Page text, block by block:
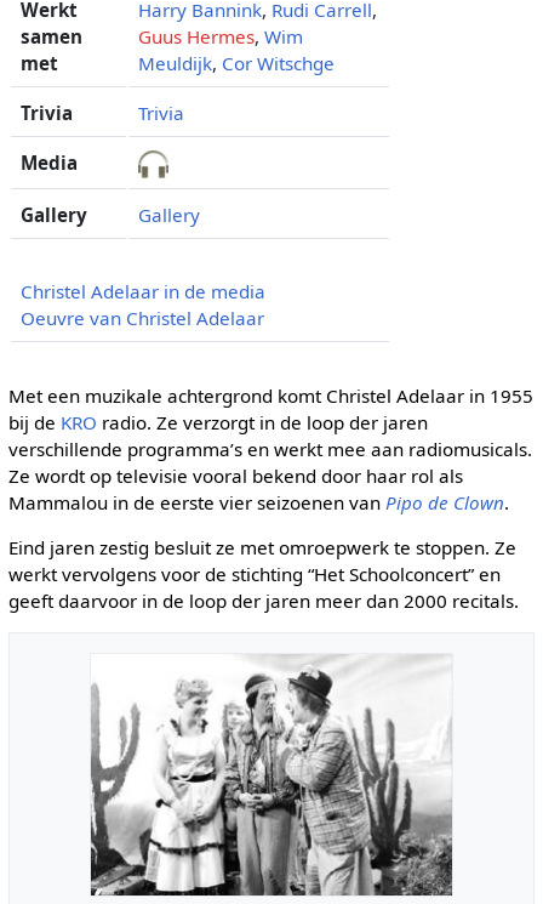
Werkt
samen
met
Harry Bannink, Rudi Carrell,
Guus Hermes, Wim
Meuldijk, Cor Witschge
Trivia Trivia
Media
Gallery Gallery
Christel Adelaar in de media
Oeuvre van Christel Adelaar
Met een muzikale achtergrond komt Christel Adelaar in 1955
bij de KRO radio. Ze verzorgt in de loop der jaren
verschillende programma’s en werkt mee aan radiomusicals.
Ze wordt op televisie vooral bekend door haar rol als
Mammalou in de eerste vier seizoenen van Pipo de Clown.
Eind jaren zestig besluit ze met omroepwerk te stoppen. Ze
werkt vervolgens voor de stichting “Het Schoolconcert” en
geeft daarvoor in de loop der jaren meer dan 2000 recitals.